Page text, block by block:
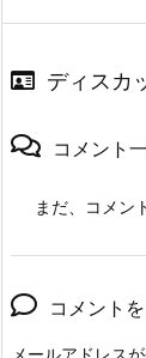
ディスカ
コメント
まだ、コメン
コメント